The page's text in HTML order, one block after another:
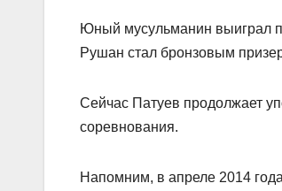
Юный мусульманин выиграл
Рушан стал бронзовым
Сейчас Патуев продолжает
соревнования.
Напомним, в апреле 2014